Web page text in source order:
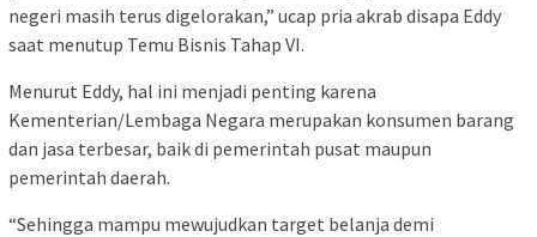
negeri masih terus digelorakan,” ucap pria akrab disapa Eddy
saat menutup Temu Bisnis Tahap VI.
Menurut Eddy, hal ini menjadi penting karena
Kementerian/Lembaga Negara merupakan konsumen barang
dan jasa terbesar, baik di pemerintah pusat maupun
pemerintah daerah.
“Sehingga mampu mewujudkan target belanja demi